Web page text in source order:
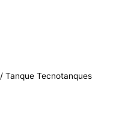
/ Tanque Tecnotanques